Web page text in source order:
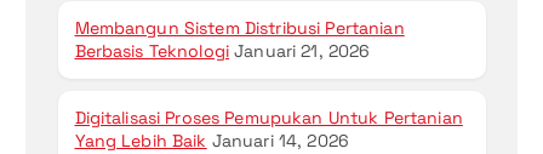
Membangun Sistem Distribusi Pertanian
Berbasis Teknologi Januari 21, 2026
Digitalisasi Proses Pemupukan Untuk Pertanian
Yang Lebih Baik Januari 14, 2026